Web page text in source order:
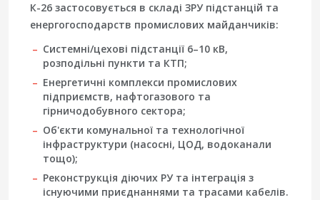
К-26 застосовується в складі ЗРУ підстанцій та
енергогосподарств промислових майданчиків:
Системні/цехові підстанції 6–10 кВ,
розподільні пункти та КТП;
Енергетичні комплекси промислових
підприємств, нафтогазового та
гірничодобувного сектора;
Об'єкти комунальної та технологічної
інфраструктури (насосні, ЦОД, водоканали
тощо);
Реконструкція діючих РУ та інтеграція з
існуючими приєднаннями та трасами кабелів.